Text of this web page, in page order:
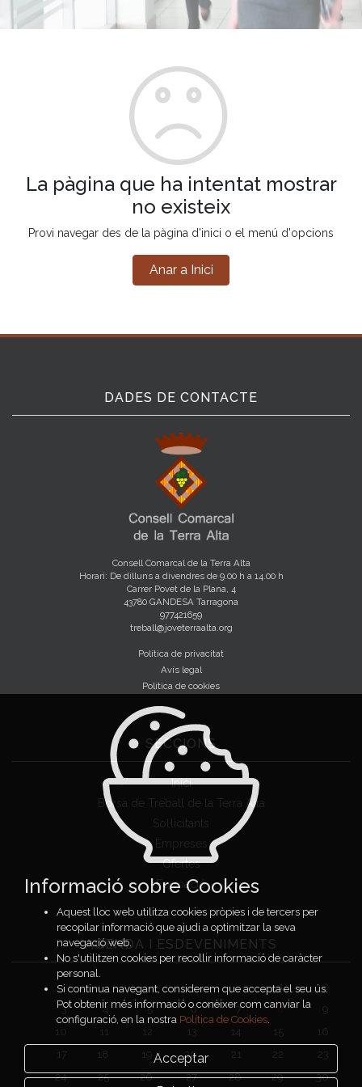
La pàgina que ha intentat mostrar
no existeix
Provi navegar des de la pàgina d'inici o el menú d'opcions
Anar a Inici
DADES DE CONTACTE
Consell Comarcal de la Terra Alta
Horari: De dilluns a divendres de 9.00 h a 14.00 h
Carrer Povet de la Plana, 4
43780 GANDESA Tarragona
977421659
treball@joveterraalta.org
Política de privacitat
Avís legal
Política de cookies
SECCIONS
Inici
Borsa de Treball de la Terra Alta
Sol·licitants
Empreses
Ofertes
Formació
AGENDA I ESDEVENIMENTS
1
2
3
4 5 6 7 8
10
11 12 13 14 15
16
17
18 19 20 21
23
24
25 26 27 28 29 30
Informació sobre Cookies
Aquest lloc web utilitza cookies pròpies i de tercers per
recopilar informació que ajudi a optimitzar la seva
navegació web.
No s'utilitzen cookies per recollir informació de caràcter
personal.
Si continua navegant, considerem que accepta el seu ús.
Pot obtenir més informació o conèixer com canviar la
configuració, en la nostra Política de Cookies.
Acceptar